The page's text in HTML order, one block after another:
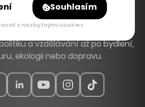
Věnujeme se tématům, která
světem, od byznysu a startupů
a vzdělávání až po bydlení,
ekologii nebo dopravu.
Souhlasím
s nezbytnými cookies